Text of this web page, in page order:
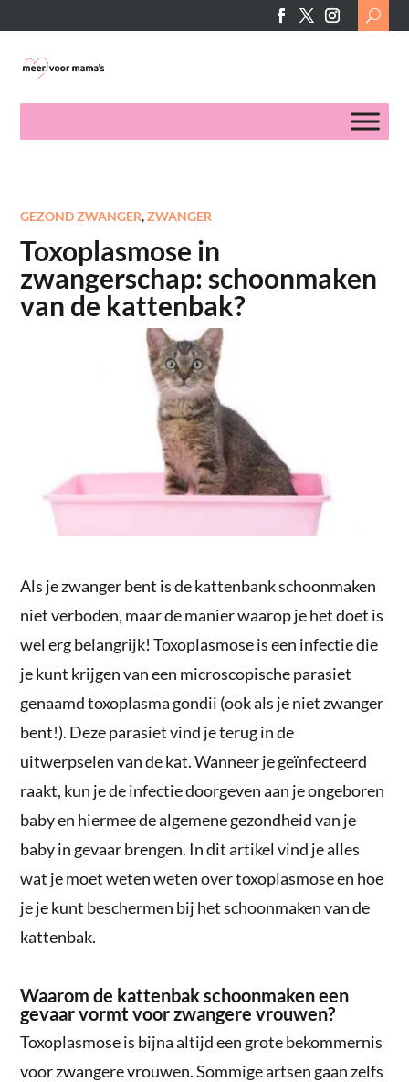
Search
for:
GEZOND ZWANGER,ZWANGER
Toxoplasmose in
zwangerschap: schoonmaken
van de kattenbak?
Als je zwanger bent is de kattenbank schoonmaken
niet verboden, maar de manier waarop je het doet is
wel erg belangrijk! Toxoplasmose is een infectie die
je kunt krijgen van een microscopische parasiet
genaamd toxoplasma gondii (ook als je niet zwanger
bent!). Deze parasiet vind je terug in de
uitwerpselen van de kat. Wanneer je geïnfecteerd
raakt, kun je de infectie doorgeven aan je ongeboren
baby en hiermee de algemene gezondheid van je
baby in gevaar brengen. In dit artikel vind je alles
wat je moet weten weten over toxoplasmose en hoe
je je kunt beschermen bij het schoonmaken van de
kattenbak.
Waarom de kattenbak schoonmaken een
gevaar vormt voor zwangere vrouwen?
Toxoplasmose is bijna altijd een grote bekommernis
voor zwangere vrouwen. Sommige artsen gaan zelfs